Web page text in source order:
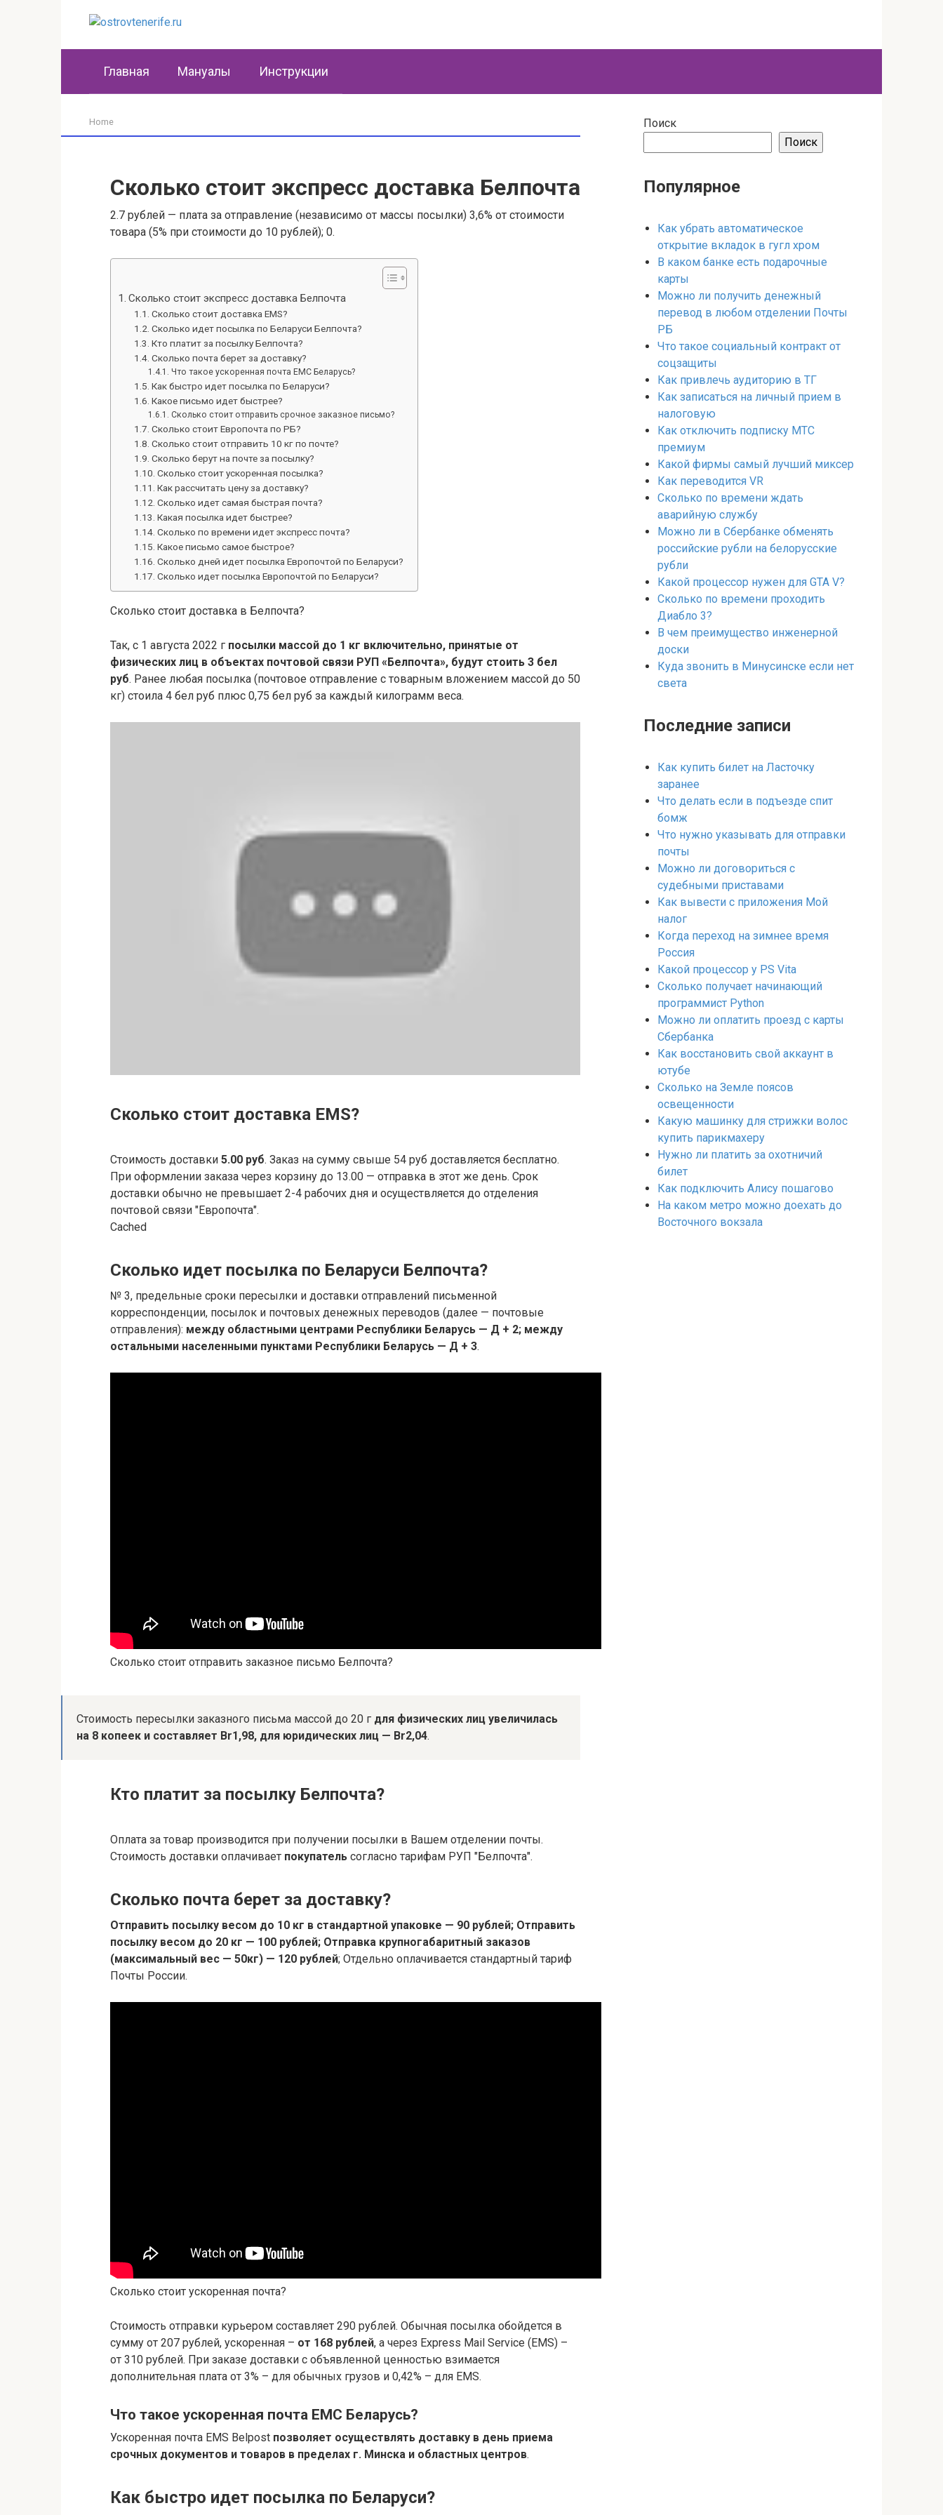
Главная Мануалы Инструкции
Home
Сколько стоит экспресс доставка Белпочта
2.7 рублей — плата за отправление (независимо от массы посылки) 3,6% от стоимости
товара (5% при стоимости до 10 рублей); 0.
Сколько стоит экспресс доставка Белпочта
Сколько стоит доставка EMS?
Сколько идет посылка по Беларуси Белпочта?
Кто платит за посылку Белпочта?
Сколько почта берет за доставку?
Что такое ускоренная почта ЕМС Беларусь?
Как быстро идет посылка по Беларуси?
Какое письмо идет быстрее?
Сколько стоит отправить срочное заказное письмо?
Сколько стоит Европочта по РБ?
Сколько стоит отправить 10 кг по почте?
Сколько берут на почте за посылку?
Сколько стоит ускоренная посылка?
Как рассчитать цену за доставку?
Сколько идет самая быстрая почта?
Какая посылка идет быстрее?
Сколько по времени идет экспресс почта?
Какое письмо самое быстрое?
Сколько дней идет посылка Европочтой по Беларуси?
Сколько идет посылка Европочтой по Беларуси?
Сколько стоит доставка в Белпочта?
Так, с 1 августа 2022 г посылки массой до 1 кг включительно, принятые от
физических лиц в объектах почтовой связи РУП «Белпочта», будут стоить 3 бел
руб. Ранее любая посылка (почтовое отправление с товарным вложением массой до 50
кг) стоила 4 бел руб плюс 0,75 бел руб за каждый килограмм веса.
Сколько стоит доставка EMS?
Стоимость доставки 5.00 руб. Заказ на сумму свыше 54 руб доставляется бесплатно.
При оформлении заказа через корзину до 13.00 — отправка в этот же день. Срок
доставки обычно не превышает 2-4 рабочих дня и осуществляется до отделения
почтовой связи "Европочта".
Cached
Сколько идет посылка по Беларуси Белпочта?
№ 3, предельные сроки пересылки и доставки отправлений письменной
корреспонденции, посылок и почтовых денежных переводов (далее — почтовые
отправления): между областными центрами Республики Беларусь — Д + 2; между
остальными населенными пунктами Республики Беларусь — Д + 3.
Сколько стоит отправить заказное письмо Белпочта?
Стоимость пересылки заказного письма массой до 20 г для физических лиц увеличилась
на 8 копеек и составляет Br1,98, для юридических лиц — Br2,04.
Кто платит за посылку Белпочта?
Оплата за товар производится при получении посылки в Вашем отделении почты.
Стоимость доставки оплачивает покупатель согласно тарифам РУП "Белпочта".
Сколько почта берет за доставку?
Отправить посылку весом до 10 кг в стандартной упаковке — 90 рублей; Отправить
посылку весом до 20 кг — 100 рублей; Отправка крупногабаритный заказов
(максимальный вес — 50кг) — 120 рублей; Отдельно оплачивается стандартный тариф
Почты России.
Сколько стоит ускоренная почта?
Стоимость отправки курьером составляет 290 рублей. Обычная посылка обойдется в
сумму от 207 рублей, ускоренная – от 168 рублей, а через Express Mail Service (EMS) –
от 310 рублей. При заказе доставки с объявленной ценностью взимается
дополнительная плата от 3% – для обычных грузов и 0,42% – для EMS.
Что такое ускоренная почта ЕМС Беларусь?
Ускоренная почта EMS Belpost позволяет осуществлять доставку в день приема
срочных документов и товаров в пределах г. Минска и областных центров.
Как быстро идет посылка по Беларуси?
Поиск
Поиск
Популярное
Как убрать автоматическое
открытие вкладок в гугл хром
В каком банке есть подарочные
карты
Можно ли получить денежный
перевод в любом отделении Почты
РБ
Что такое социальный контракт от
соцзащиты
Как привлечь аудиторию в ТГ
Как записаться на личный прием в
налоговую
Как отключить подписку МТС
премиум
Какой фирмы самый лучший миксер
Как переводится VR
Сколько по времени ждать
аварийную службу
Можно ли в Сбербанке обменять
российские рубли на белорусские
рубли
Какой процессор нужен для GTA V?
Сколько по времени проходить
Диабло 3?
В чем преимущество инженерной
доски
Куда звонить в Минусинске если нет
света
Последние записи
Как купить билет на Ласточку
заранее
Что делать если в подъезде спит
бомж
Что нужно указывать для отправки
почты
Можно ли договориться с
судебными приставами
Как вывести с приложения Мой
налог
Когда переход на зимнее время
Россия
Какой процессор у PS Vita
Сколько получает начинающий
программист Python
Можно ли оплатить проезд с карты
Сбербанка
Как восстановить свой аккаунт в
ютубе
Сколько на Земле поясов
освещенности
Какую машинку для стрижки волос
купить парикмахеру
Нужно ли платить за охотничий
билет
Как подключить Алису пошагово
На каком метро можно доехать до
Восточного вокзала